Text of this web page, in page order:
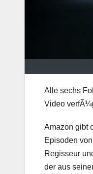
Alle sechs
Video
Amazon gibt
Episoden von
Regisseur
der aus